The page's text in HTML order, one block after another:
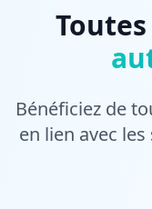
Bénéficiez de
en lien avec